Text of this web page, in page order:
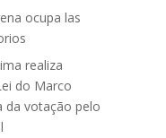
ocupa las
realiza
do Marco
da votação pelo